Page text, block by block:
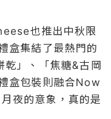
也推出中秋限
盒集結了最熱門的
乾」、「焦糖&古岡
盒包裝則融合Now
夜的意象，真的是